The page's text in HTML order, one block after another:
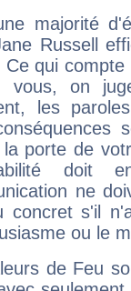
majorité
Russell
Ce qui
vous, on
les
la porte de
doit
ne
concret s'il
ou le
de Feu